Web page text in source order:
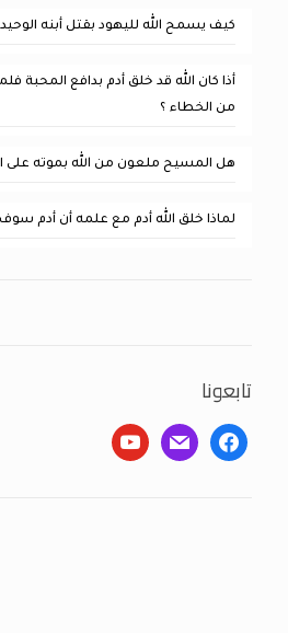
كيف يسمح الله لليهود بقتل أبنه
أذا كان الله قد خلق أدم بدافع المحبة
من الخطاء ؟
هل المسيح ملعون من الله بموته على
لماذا خلق الله أدم مع علمه أن أدم
تابعونا
facebook
mail
youtube